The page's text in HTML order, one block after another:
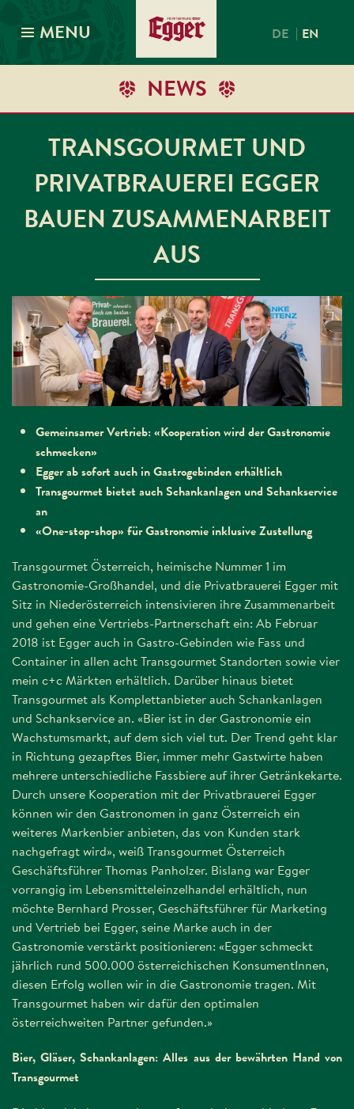
MENU DE | EN
NEWS
TRANSGOURMET UND
PRIVATBRAUEREI EGGER
BAUEN ZUSAMMENARBEIT
AUS
Gemeinsamer Vertrieb: «Kooperation wird der Gastronomie
schmecken»
Egger ab sofort auch in Gastrogebinden erhältlich
Transgourmet bietet auch Schankanlagen und Schankservice
an
«One-stop-shop» für Gastronomie inklusive Zustellung
Transgourmet Österreich, heimische Nummer 1 im
Gastronomie-Großhandel, und die Privatbrauerei Egger mit
Sitz in Niederösterreich intensivieren ihre Zusammenarbeit
und gehen eine Vertriebs-Partnerschaft ein: Ab Februar
2018 ist Egger auch in Gastro-Gebinden wie Fass und
Container in allen acht Transgourmet Standorten sowie vier
mein c+c Märkten erhältlich. Darüber hinaus bietet
Transgourmet als Komplettanbieter auch Schankanlagen
und Schankservice an. «Bier ist in der Gastronomie ein
Wachstumsmarkt, auf dem sich viel tut. Der Trend geht klar
in Richtung gezapftes Bier, immer mehr Gastwirte haben
mehrere unterschiedliche Fassbiere auf ihrer Getränkekarte.
Durch unsere Kooperation mit der Privatbrauerei Egger
können wir den Gastronomen in ganz Österreich ein
weiteres Markenbier anbieten, das von Kunden stark
nachgefragt wird», weiß Transgourmet Österreich
Geschäftsführer Thomas Panholzer. Bislang war Egger
vorrangig im Lebensmitteleinzelhandel erhältlich, nun
möchte Bernhard Prosser, Geschäftsführer für Marketing
und Vertrieb bei Egger, seine Marke auch in der
Gastronomie verstärkt positionieren: «Egger schmeckt
jährlich rund 500.000 österreichischen KonsumentInnen,
diesen Erfolg wollen wir in die Gastronomie tragen. Mit
Transgourmet haben wir dafür den optimalen
österreichweiten Partner gefunden.»
Bier, Gläser, Schankanlagen: Alles aus der bewährten Hand von
Transgourmet